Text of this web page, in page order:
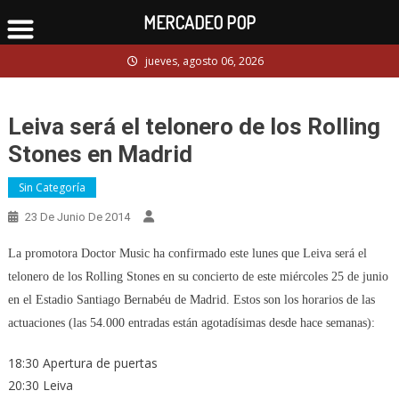
to
jueves, agosto 06, 2026
Leiva será el telonero de los Rolling
Stones en Madrid
Sin Categoría
23 De Junio De 2014
La promotora Doctor Music ha confirmado este lunes que Leiva será el
telonero de los Rolling Stones en su concierto de este miércoles 25 de junio
en el Estadio Santiago Bernabéu de Madrid. Estos son los horarios de las
actuaciones (las 54.000 entradas están agotadísimas desde hace semanas):
18:30 Apertura de puertas
20:30 Leiva
MERCADEO POP